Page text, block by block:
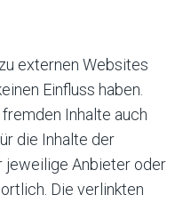
externen Websites
Einfluss haben.
Inhalte auch
die Inhalte der
jeweilige Anbieter oder
Die verlinkten